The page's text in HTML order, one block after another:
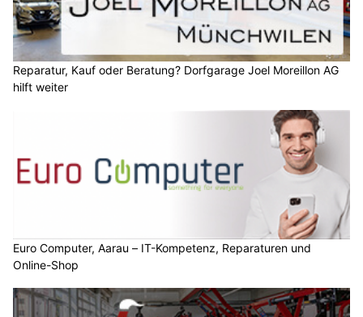
Reparatur, Kauf oder Beratung? Dorfgarage Joel Moreillon AG
hilft weiter
Euro Computer, Aarau – IT-Kompetenz, Reparaturen und
Online-Shop